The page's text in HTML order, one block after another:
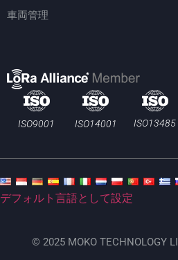
車両管理
ISO9001 ISO14001 ISO13485
デフォルト言語として設定
© 2025 MOKO TECHNOLOGY